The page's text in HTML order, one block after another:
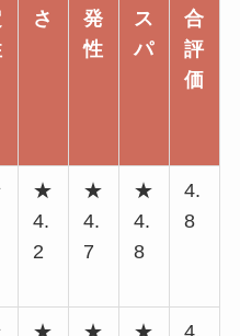
さ
発
性
ス
パ
合
評
価
★
4.
2
★
4.
7
★
4.
8
4.
8
★
★
★
4.